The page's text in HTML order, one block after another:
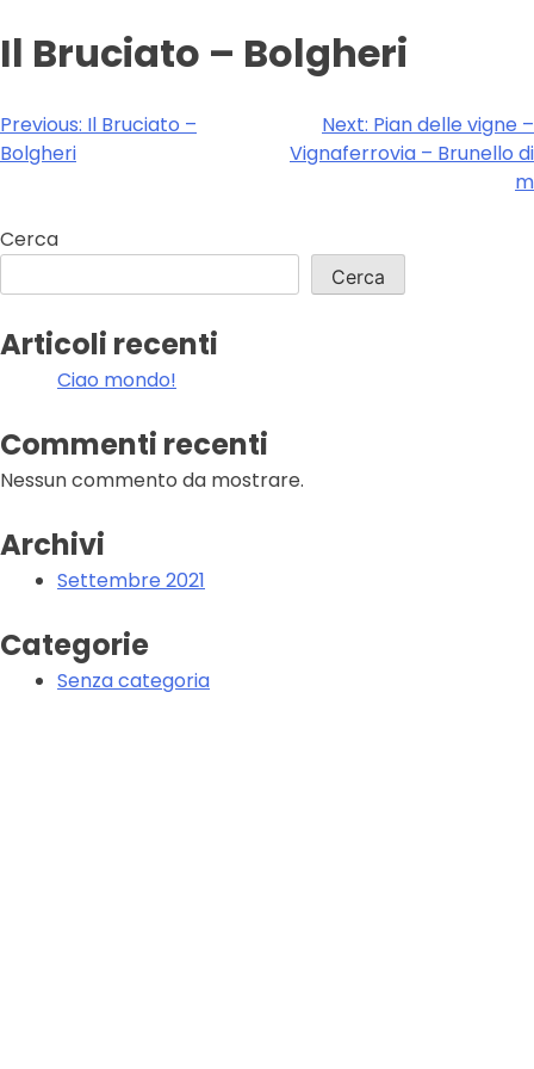
Il Bruciato – Bolgheri
Navigazione
articoli
Previous: Il Bruciato –
Bolgheri
Next: Pian delle vigne –
Vignaferrovia – Brunello di
m
Cerca
Cerca
Articoli recenti
Ciao mondo!
Commenti recenti
Nessun commento da mostrare.
Archivi
Settembre 2021
Categorie
Senza categoria